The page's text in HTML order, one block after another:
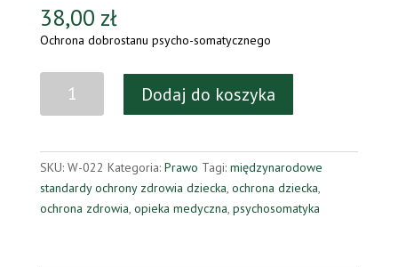
38,00 zł
Ochrona dobrostanu psycho-somatycznego
AdministracyjnoprawnaDodaj do koszyka
SKU: W-022 Kategoria: Prawo Tagi: międzynarodowe
standardy ochrony zdrowia dziecka ochrona dziecka
ochrona zdrowia opieka medyczna psychosomatyka